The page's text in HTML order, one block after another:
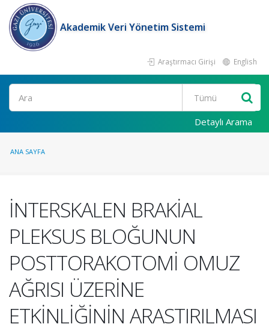
Akademik Veri Yönetim Sistemi
Araştırmacı Girişi English
Ara
Detaylı Arama
ANA SAYFA
İNTERSKALEN BRAKİAL
PLEKSUS BLOĞUNUN
POSTTORAKOTOMİ OMUZ
AĞRISI ÜZERİNE
ETKİNLİĞİNİN ARASTIRILMASI